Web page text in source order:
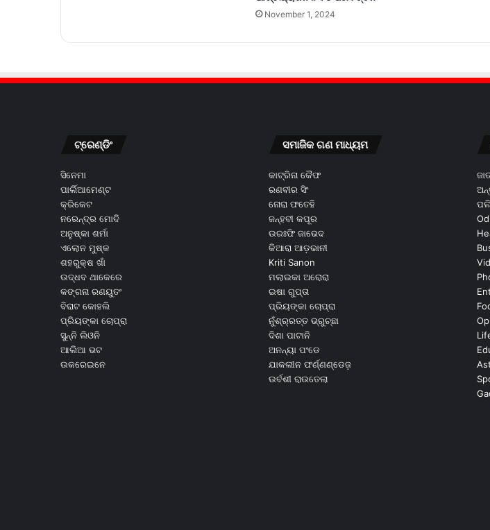
November 1, 2024
ଟ୍ରେଣ୍ଡିଂ
ସିନେମା
ପାର୍ଲିଆମେଣ୍ଟ
କ୍ରିକେଟ
ନରେନ୍ଦ୍ର ମୋଦି
ଅନୁଷ୍କା ଶର୍ମା
ଏଲୋନ ମୁଷ୍କ
ଶହରୁକ୍ଷ ଖାଁ
ଉଦ୍ଧବ ଥାକେରେ
କଙ୍ଗନା ରଣୟୁତଂ
ବିରାଟ କୋହଲି
ପ୍ରିୟଙ୍କା ଚୋପ୍ରା
ସୁନ୍ନି ଲିଓନି
ଆଲିଆ ଭଟ
ଉକରେଇନେ
ସମାଜିକ ଗଣ ମାଧ୍ୟମ
କାଟ୍ରିନା କୈଫ
ରଣବୀର ସିଂ
ନୋରା ଫତେହି
ଜନ୍ହବୀ କପୂର
ଉରଃଫି ଜାଭେଦ
କିଆରା ଆଡ଼ଭାନୀ
Kriti Sanon
ମଲାଇକା ଅରୋରା
ଇଷା ଗୁପ୍ତା
ପ୍ରିୟଙ୍କା ଚୋପ୍ରା
ନୁଁଶ୍ର୍ରତ୍ତ ଭ୍ରୁଚ୍ଛା
ଦିଶା ପାଟାନି
ଅନନ୍ୟା ପଂଡେ
ଯାକଲୀନ ଫର୍ଣ୍ଣଣ୍ଡେଜ଼
ଉର୍ବଶୀ ରାଉତେଲା